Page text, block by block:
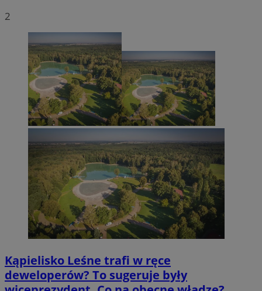
2
Kąpielisko Leśne trafi w ręce
deweloperów? To sugeruje były